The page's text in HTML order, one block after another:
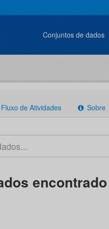
Conjuntos de dados
Fluxo de Atividades Sobre
encontrado